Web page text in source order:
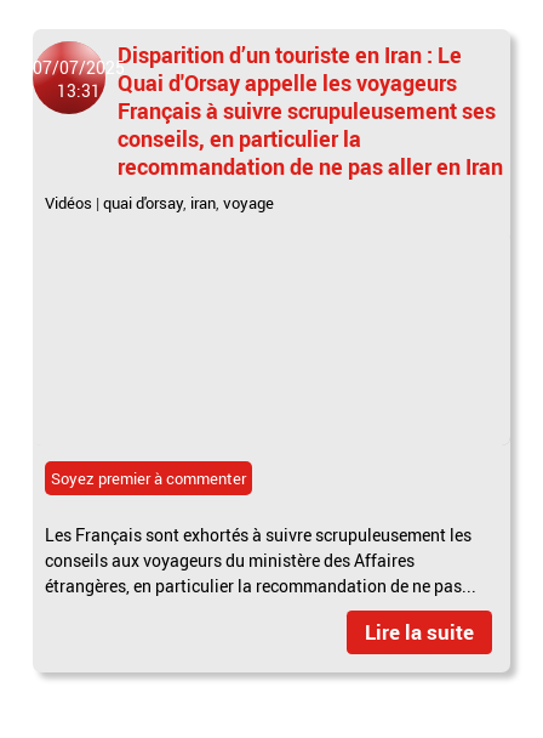
07/07/2025
13:31
Disparition d’un touriste en Iran : Le
Quai d'Orsay appelle les voyageurs
Français à suivre scrupuleusement ses
conseils, en particulier la
recommandation de ne pas aller en Iran
Vidéos |quai d'orsay, iran,voyage
Soyez premier à commenter
Les Français sont exhortés à suivre scrupuleusement les
conseils aux voyageurs du ministère des Affaires
étrangères, en particulier la recommandation de ne pas...
Lire la suite